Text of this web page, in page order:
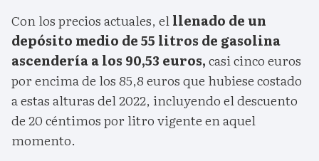
Con los precios actuales, elllenado de un
depósito medio de 55 litros de gasolina
ascendería a los 90,53 euros,casi cinco euros
por encima de los 85,8 euros que hubiese costado
a estas alturas del 2022, incluyendo el descuento
de 20 céntimos por litro vigente en aquel
momento.